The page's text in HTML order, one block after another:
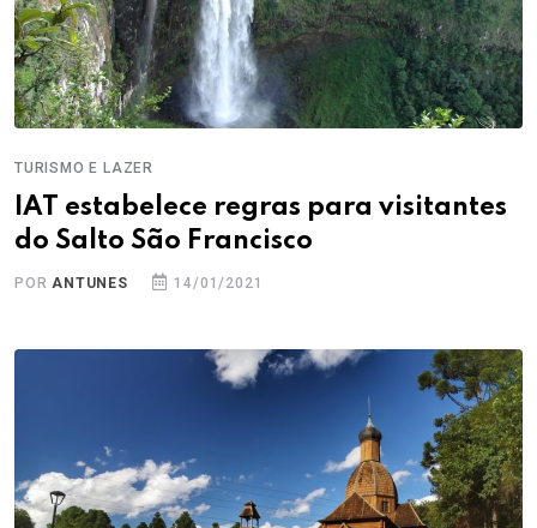
TURISMO E LAZER
IAT estabelece regras para visitantes
do Salto São Francisco
PORANTUNES 14/01/2021